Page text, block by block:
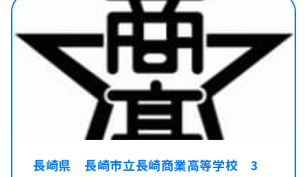
長崎県 長崎市立長崎商業高等学校 3